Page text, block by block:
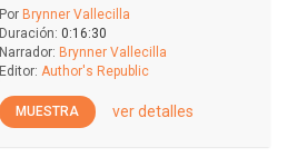
Por Brynner Vallecilla
Duración: 0:16:30
Narrador: Brynner Vallecilla
Editor: Author's Republic
MUESTRA ver detalles